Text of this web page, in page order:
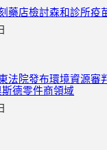
藥店檢討森和診所疫
法院發布環境資源審
德零件商領域